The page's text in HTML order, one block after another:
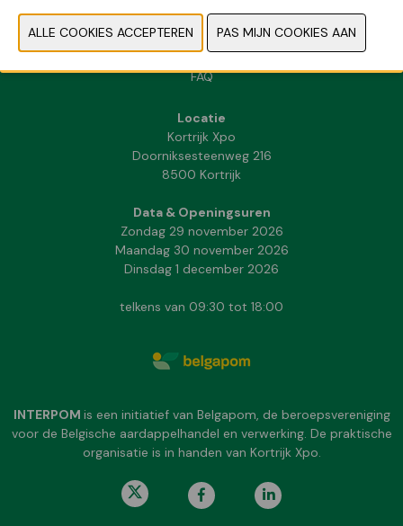
Contact
Pers- en beeldmateriaal
FAQ
Locatie
Kortrijk Xpo
Doorniksesteenweg 216
8500 Kortrijk
Data & Openingsuren
Zondag 29 november 2026
Maandag 30 november 2026
Dinsdag 1 december 2026
telkens van 09:30 tot 18:00
INTERPOM is een initiatief van Belgapom, de beroepsvereniging
voor de Belgische aardappelhandel en verwerking. De praktische
organisatie is in handen van Kortrijk Xpo.